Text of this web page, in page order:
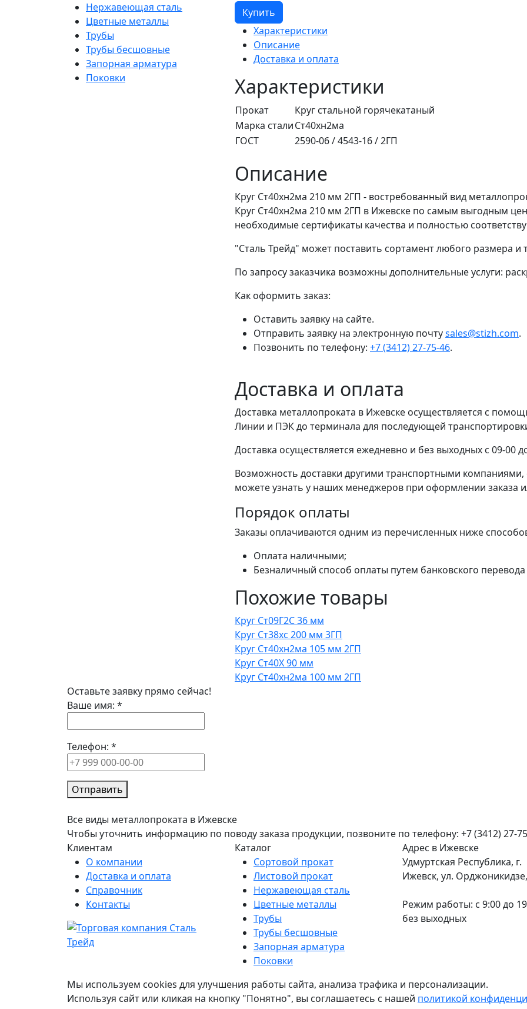
Нержавеющая сталь
Цветные металлы
Трубы
Трубы бесшовные
Запорная арматура
Поковки
Купить
Характеристики
Описание
Доставка и оплата
Характеристики
Прокат
Круг стальной горячекатаный
Марка сталиСт40хн2ма
ГОСТ
2590-06 / 4543-16 / 2ГП
Описание
Круг Ст40хн2ма 210 мм 2ГП - востребованный вид
Круг Ст40хн2ма 210 мм 2ГП в Ижевске по самым выгодным
необходимые сертификаты качества и полностью
"Сталь Трейд" может поставить сортамент любого размера
По запросу заказчика возможны дополнительные услуги:
Как оформить заказ:
Оставить заявку на сайте.
Отправить заявку на электронную почтуsales@stizh.com.
Позвонить по телефону: +7 (3412) 27-75-46.
Доставка и оплата
Доставка металлопроката в Ижевске осуществляется с
Линии и ПЭК до терминала для последующей
Доставка осуществляется ежедневно и без выходных с 09-00
Возможность доставки другими транспортными
можете узнать у наших менеджеров при оформлении заказа
Порядок оплаты
Заказы оплачиваются одним из перечисленных ниже
Оплата наличными;
Безналичный способ оплаты путем банковского
Похожие товары
Круг Ст09Г2С 36 мм
Круг Ст38хс 200 мм 3ГП
Круг Ст40хн2ма 105 мм 2ГП
Круг Ст40Х 90 мм
Круг Ст40хн2ма 100 мм 2ГП
Оставьте заявку прямо сейчас!
Ваше имя: *
Телефон: *
Отправить
Все виды металлопроката в Ижевске
Чтобы уточнить информацию по поводу заказа продукции, позвоните по телефону: +7 (3412) 27-
Клиентам
О компании
Доставка и оплата
Справочник
Контакты
Каталог
Сортовой прокат
Листовой прокат
Нержавеющая сталь
Цветные металлы
Трубы
Трубы бесшовные
Запорная арматура
Поковки
Адрес в Ижевске
Удмуртская Республика, г.
Ижевск, ул.
Режим работы: c 9:00 до
без выходных
Мы используем cookies для улучшения работы сайта, анализа трафика и персонализации.
Используя сайт или кликая на кнопку "Понятно", вы соглашаетесь с нашей политикой